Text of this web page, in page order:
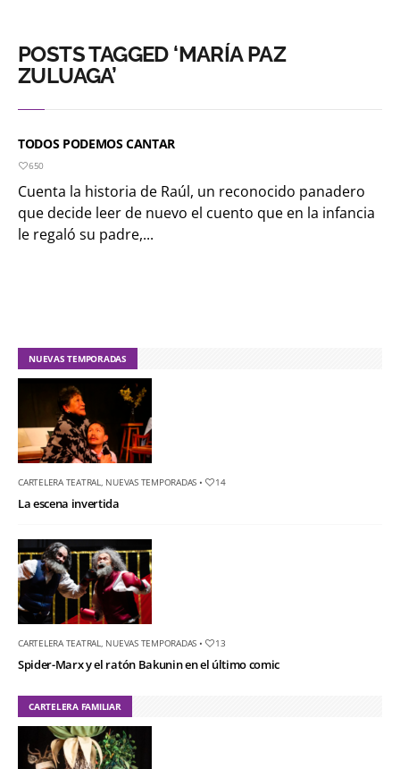
POSTS TAGGED ‘MARÍA PAZ
ZULUAGA’
TODOS PODEMOS CANTAR
650
Cuenta la historia de Raúl, un reconocido panadero
que decide leer de nuevo el cuento que en la infancia
le regaló su padre,...
NUEVAS TEMPORADAS
CARTELERA TEATRAL NUEVAS TEMPORADAS • 14
La escena invertida
CARTELERA TEATRAL NUEVAS TEMPORADAS • 13
Spider-Marx y el ratón Bakunin en el último comic
CARTELERA FAMILIAR